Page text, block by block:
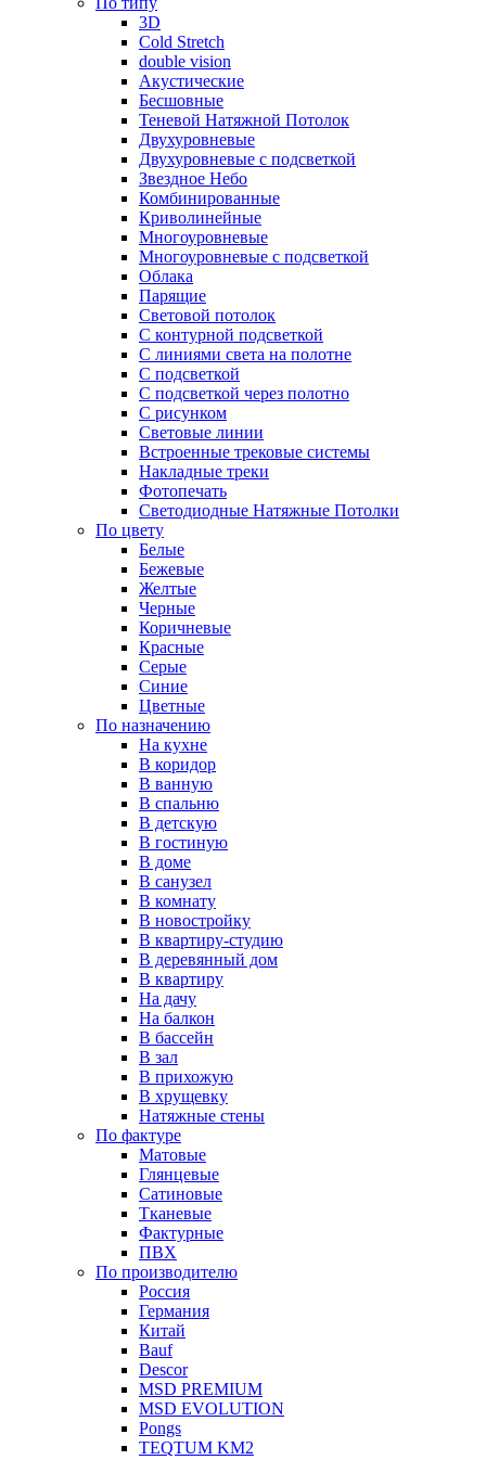
3D
Cold Stretch
double vision
Акустические
Бесшовные
Теневой Натяжной Потолок
Двухуровневые
Двухуровневые с подсветкой
Звездное Небо
Комбинированные
Криволинейные
Многоуровневые
Многоуровневые с подсветкой
Облака
Парящие
Световой потолок
С контурной подсветкой
С линиями света на полотне
С подсветкой
С подсветкой через полотно
С рисунком
Световые линии
Встроенные трековые системы
Накладные треки
Фотопечать
Светодиодные Натяжные Потолки
По цвету
Белые
Бежевые
Желтые
Черные
Коричневые
Красные
Серые
Синие
Цветные
По назначению
На кухне
В коридор
В ванную
В спальню
В детскую
В гостиную
В доме
В санузел
В комнату
В новостройку
В квартиру-студию
В деревянный дом
В квартиру
На дачу
На балкон
В бассейн
В зал
В прихожую
В хрущевку
Натяжные стены
По фактуре
Матовые
Глянцевые
Сатиновые
Тканевые
Фактурные
ПВХ
По производителю
Россия
Германия
Китай
Вauf
Descor
MSD PREMIUM
MSD EVOLUTION
Pongs
TEQTUM KM2